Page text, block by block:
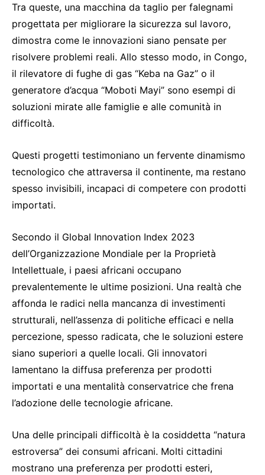
Tra queste, una macchina da taglio per falegnami
progettata per migliorare la sicurezza sul lavoro,
dimostra come le innovazioni siano pensate per
risolvere problemi reali. Allo stesso modo, in Congo,
il rilevatore di fughe di gas “Keba na Gaz” o il
generatore d’acqua “Moboti Mayi” sono esempi di
soluzioni mirate alle famiglie e alle comunità in
difficoltà.
Questi progetti testimoniano un fervente dinamismo
tecnologico che attraversa il continente, ma restano
spesso invisibili, incapaci di competere con prodotti
importati.
Secondo il Global Innovation Index 2023
dell’Organizzazione Mondiale per la Proprietà
Intellettuale, i paesi africani occupano
prevalentemente le ultime posizioni. Una realtà che
affonda le radici nella mancanza di investimenti
strutturali, nell’assenza di politiche efficaci e nella
percezione, spesso radicata, che le soluzioni estere
siano superiori a quelle locali. Gli innovatori
lamentano la diffusa preferenza per prodotti
importati e una mentalità conservatrice che frena
l’adozione delle tecnologie africane.
Una delle principali difficoltà è la cosiddetta “natura
estroversa” dei consumi africani. Molti cittadini
mostrano una preferenza per prodotti esteri,